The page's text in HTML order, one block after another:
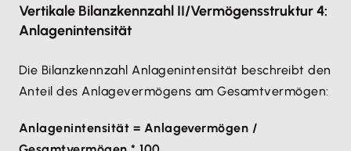
Vertikale Bilanzkennzahl II/Vermögensstruktur 4:
Anlagenintensität
Die Bilanzkennzahl Anlagenintensität beschreibt den
Anteil des Anlagevermögens am Gesamtvermögen:
Anlagenintensität = Anlagevermögen /